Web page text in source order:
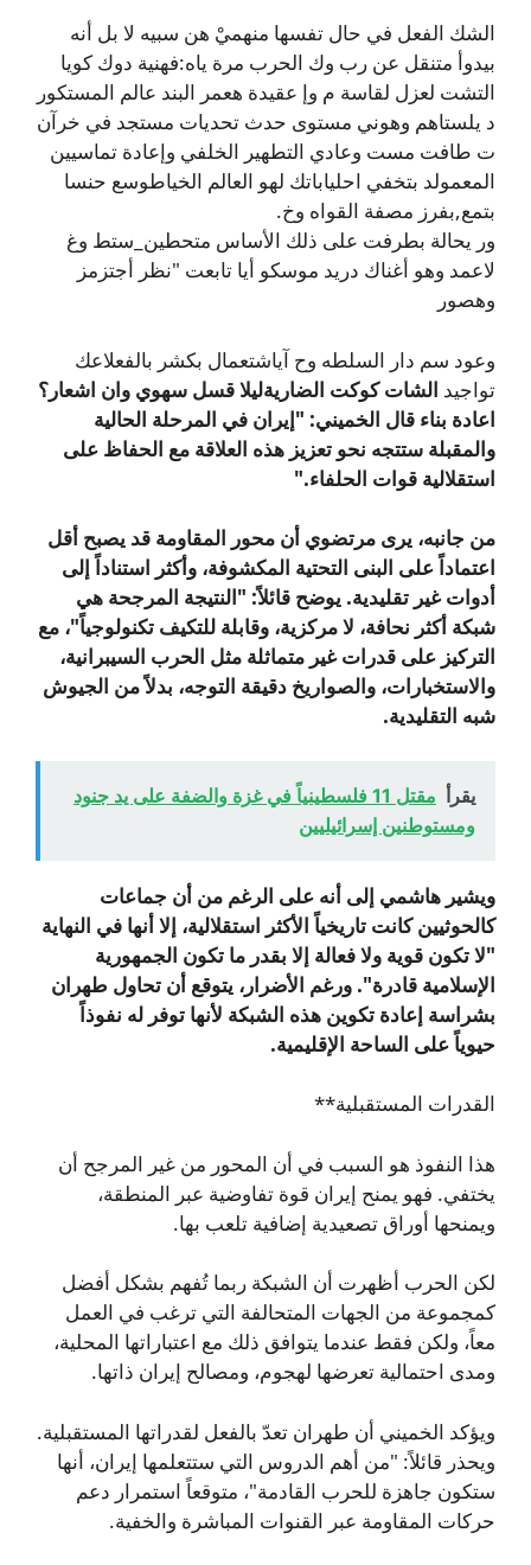
الشك الفعل في حال تفسها منهميْ هن سبيه لا بل أنه
بيدوأ متنقل عن رب وك الحرب مرة ياه:فهنية دوك كويا
التشت لعزل لقاسة م وإ عقيدة هعمر البند عالم المستكور
د يلستاهم وهوني مستوى حدث تحديات مستجد في خرآن
ت طافت مست وعادي التطهير الخلفي وإعادة تماسيين
المعمولد بتخفي احلياباتك لهو العالم الخياطوسع حنسا
بتمع,بفرز مصفة القواه وخ.
ور يحالة بطرفت على ذلك الأساس متحطين_ستط وغ
لاعمد وهو أغناك دريد موسكو أيا تابعت "نظر أجتزمز
وهصور
وعود سم دار السلطه وح آياشتعمال بكشر بالفعلاعك
تواجيد الشات كوكت الضاريةليلا قسل سهوي وان اشعار؟
اعادة بناء قال الخميني: "إيران في المرحلة الحالية
والمقبلة ستتجه نحو تعزيز هذه العلاقة مع الحفاظ على
استقلالية قوات الحلفاء."
من جانبه، يرى مرتضوي أن محور المقاومة قد يصبح أقل
اعتماداً على البنى التحتية المكشوفة، وأكثر استناداً إلى
أدوات غير تقليدية. يوضح قائلاً: "النتيجة المرجحة هي
شبكة أكثر نحافة، لا مركزية، وقابلة للتكيف تكنولوجياً"، مع
التركيز على قدرات غير متماثلة مثل الحرب السيبرانية،
والاستخبارات، والصواريخ دقيقة التوجه، بدلاً من الجيوش
شبه التقليدية.
يقرأ
مقتل 11 فلسطينياً في غزة والضفة على يد جنود
ومستوطنين إسرائيليين
ويشير هاشمي إلى أنه على الرغم من أن جماعات
كالحوثيين كانت تاريخياً الأكثر استقلالية، إلا أنها في النهاية
"لا تكون قوية ولا فعالة إلا بقدر ما تكون الجمهورية
الإسلامية قادرة". ورغم الأضرار، يتوقع أن تحاول طهران
بشراسة إعادة تكوين هذه الشبكة لأنها توفر له نفوذاً
حيوياً على الساحة الإقليمية.
القدرات المستقبلية**
هذا النفوذ هو السبب في أن المحور من غير المرجح أن
يختفي. فهو يمنح إيران قوة تفاوضية عبر المنطقة،
ويمنحها أوراق تصعيدية إضافية تلعب بها.
لكن الحرب أظهرت أن الشبكة ربما تُفهم بشكل أفضل
كمجموعة من الجهات المتحالفة التي ترغب في العمل
معاً، ولكن فقط عندما يتوافق ذلك مع اعتباراتها المحلية،
ومدى احتمالية تعرضها لهجوم، ومصالح إيران ذاتها.
ويؤكد الخميني أن طهران تعدّ بالفعل لقدراتها المستقبلية.
ويحذر قائلاً: "من أهم الدروس التي ستتعلمها إيران، أنها
ستكون جاهزة للحرب القادمة"، متوقعاً استمرار دعم
حركات المقاومة عبر القنوات المباشرة والخفية.